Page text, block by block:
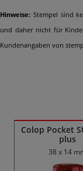
Hinweise: Stempel sind
und daher nicht für
Kundenangaben von
Colop Pocket
plus
38 x 14